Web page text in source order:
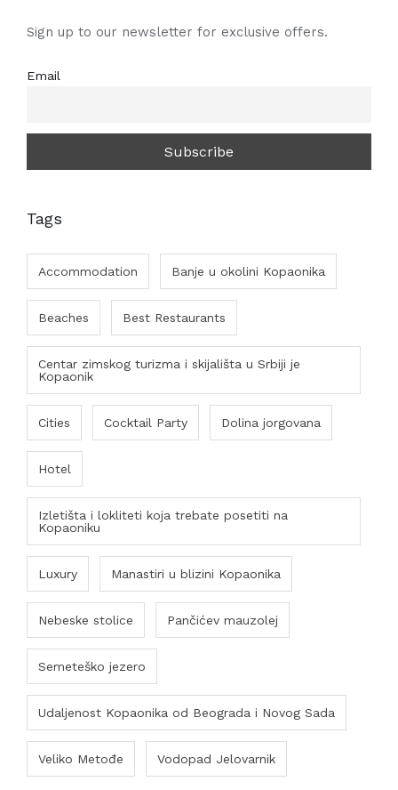
Sign up to our newsletter for exclusive offers.
Email
Tags
Accommodation Banje u okolini Kopaonika
Beaches Best Restaurants
Centar zimskog turizma i skijališta u Srbiji je
Kopaonik
Cities Cocktail Party Dolina jorgovana
Hotel
Izletišta i lokliteti koja trebate posetiti na
Kopaoniku
Luxury Manastiri u blizini Kopaonika
Nebeske stolice Pančićev mauzolej
Semeteško jezero
Udaljenost Kopaonika od Beograda i Novog Sada
Veliko Metođe Vodopad Jelovarnik